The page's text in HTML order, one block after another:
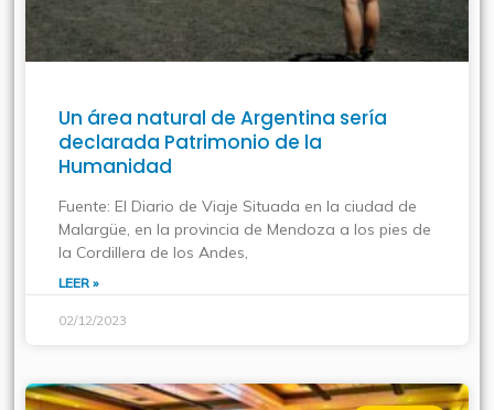
Un área natural de Argentina sería
declarada Patrimonio de la
Humanidad
Fuente: El Diario de Viaje Situada en la ciudad de
Malargüe, en la provincia de Mendoza a los pies de
la Cordillera de los Andes,
LEER »
02/12/2023